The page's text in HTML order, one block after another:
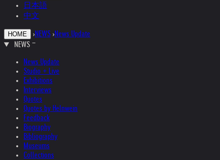
日本語
中文
HOME ›NEWS ›News Update
NEWS
News Update
Studio + Live
Exhibitions
Interviews
Quotes
Quotes by Helnwein
Feedback
Biography
Bibliography
Museums
Collections